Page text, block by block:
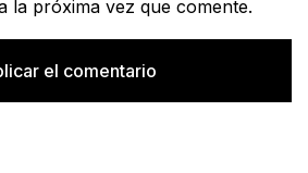
la próxima vez que comente.